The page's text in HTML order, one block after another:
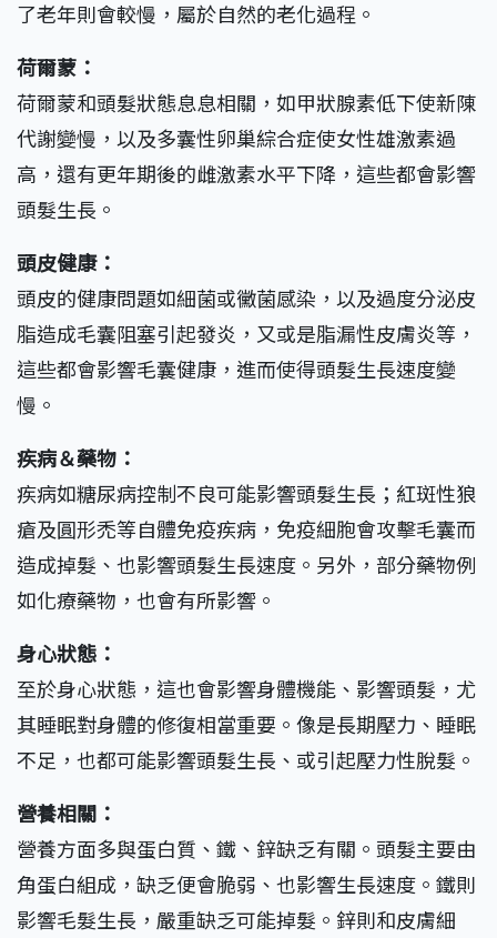
了老年則會較慢，屬於自然的老化過程。
荷爾蒙：
荷爾蒙和頭髮狀態息息相關，如甲狀腺素低下使新陳
代謝變慢，以及多囊性卵巢綜合症使女性雄激素過
高，還有更年期後的雌激素水平下降，這些都會影響
頭髮生長。
頭皮健康：
頭皮的健康問題如細菌或黴菌感染，以及過度分泌皮
脂造成毛囊阻塞引起發炎，又或是脂漏性皮膚炎等，
這些都會影響毛囊健康，進而使得頭髮生長速度變
慢。
疾病＆藥物：
疾病如糖尿病控制不良可能影響頭髮生長；紅斑性狼
瘡及圓形禿等自體免疫疾病，免疫細胞會攻擊毛囊而
造成掉髮、也影響頭髮生長速度。另外，部分藥物例
如化療藥物，也會有所影響。
身心狀態：
至於身心狀態，這也會影響身體機能、影響頭髮，尤
其睡眠對身體的修復相當重要。像是長期壓力、睡眠
不足，也都可能影響頭髮生長、或引起壓力性脫髮。
營養相關：
營養方面多與蛋白質、鐵、鋅缺乏有關。頭髮主要由
角蛋白組成，缺乏便會脆弱、也影響生長速度。鐵則
影響毛髮生長，嚴重缺乏可能掉髮。鋅則和皮膚細